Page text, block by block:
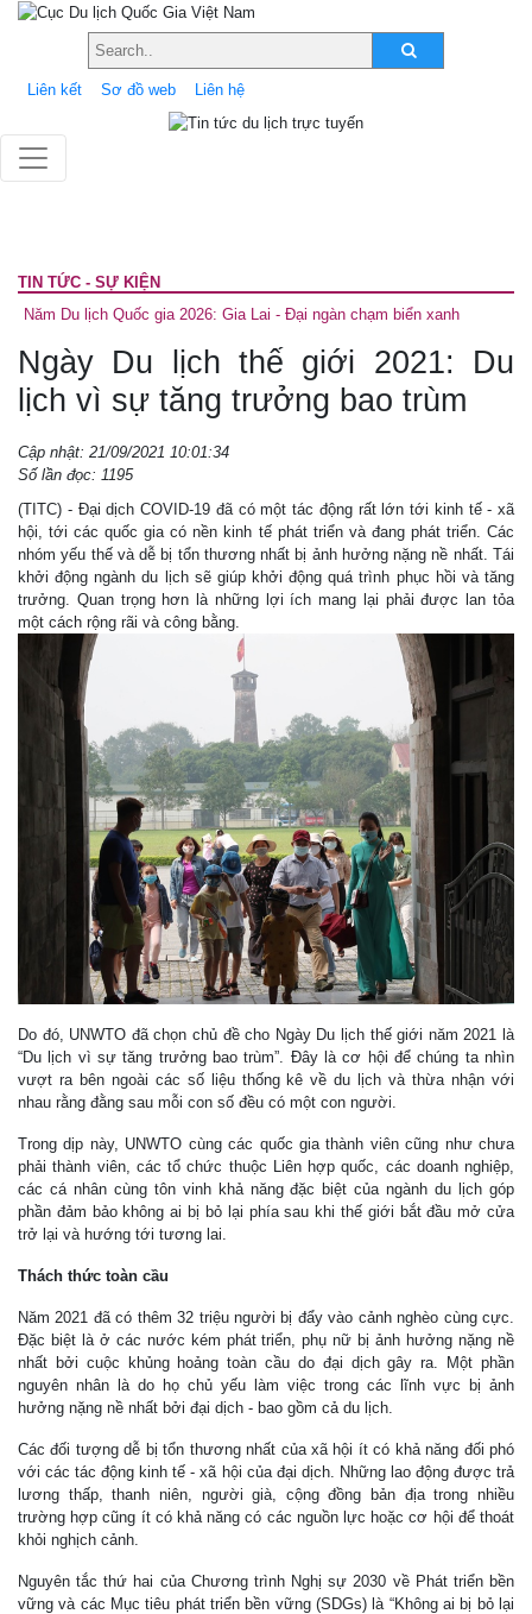
Liên kết Sơ đồ web Liên hệ
TIN TỨC - SỰ KIỆN
Năm Du lịch Quốc gia 2026: Gia Lai - Đại ngàn chạm biển xanh
Ngày Du lịch thế giới 2021: Du
lịch vì sự tăng trưởng bao trùm
Cập nhật: 21/09/2021 10:01:34
Số lần đọc: 1195
(TITC) - Đại dịch COVID-19 đã có một tác động rất lớn tới kinh tế - xã
hội, tới các quốc gia có nền kinh tế phát triển và đang phát triển. Các
nhóm yếu thế và dễ bị tổn thương nhất bị ảnh hưởng nặng nề nhất. Tái
khởi động ngành du lịch sẽ giúp khởi động quá trình phục hồi và tăng
trưởng. Quan trọng hơn là những lợi ích mang lại phải được lan tỏa
một cách rộng rãi và công bằng.
Do đó, UNWTO đã chọn chủ đề cho Ngày Du lịch thế giới năm 2021 là
“Du lịch vì sự tăng trưởng bao trùm”. Đây là cơ hội để chúng ta nhìn
vượt ra bên ngoài các số liệu thống kê về du lịch và thừa nhận với
nhau rằng đằng sau mỗi con số đều có một con người.
Trong dịp này, UNWTO cùng các quốc gia thành viên cũng như chưa
phải thành viên, các tổ chức thuộc Liên hợp quốc, các doanh nghiệp,
các cá nhân cùng tôn vinh khả năng đặc biệt của ngành du lịch góp
phần đảm bảo không ai bị bỏ lại phía sau khi thế giới bắt đầu mở cửa
trở lại và hướng tới tương lai.
Thách thức toàn cầu
Năm 2021 đã có thêm 32 triệu người bị đẩy vào cảnh nghèo cùng cực.
Đặc biệt là ở các nước kém phát triển, phụ nữ bị ảnh hưởng nặng nề
nhất bởi cuộc khủng hoảng toàn cầu do đại dịch gây ra. Một phần
nguyên nhân là do họ chủ yếu làm việc trong các lĩnh vực bị ảnh
hưởng nặng nề nhất bởi đại dịch - bao gồm cả du lịch.
Các đối tượng dễ bị tổn thương nhất của xã hội ít có khả năng đối phó
với các tác động kinh tế - xã hội của đại dịch. Những lao động được trả
lương thấp, thanh niên, người già, cộng đồng bản địa trong nhiều
trường hợp cũng ít có khả năng có các nguồn lực hoặc cơ hội để thoát
khỏi nghịch cảnh.
Nguyên tắc thứ hai của Chương trình Nghị sự 2030 về Phát triển bền
vững và các Mục tiêu phát triển bền vững (SDGs) là “Không ai bị bỏ lại